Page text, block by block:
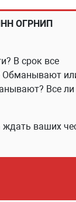
ОГРНИП
В срок все
Обманывают
Все ли
ждать ваших